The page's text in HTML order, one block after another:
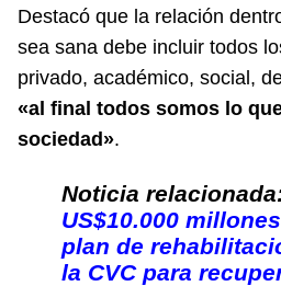
Destacó que la relación
sea sana debe incluir todos
privado, académico, social,
«al final todos somos lo
sociedad».
Noticia
US$10.000
plan de
la CVC para